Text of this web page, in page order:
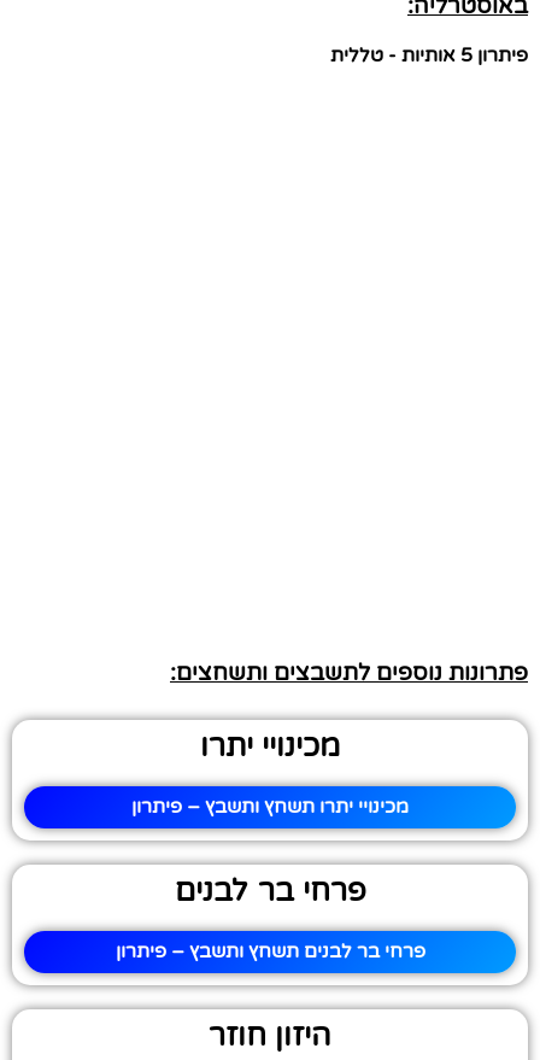
פיתרון 5 אותיות - טללית
פתרונות נוספים לתשבצים ותשחצים:
מכינויי יתרו
מכינויי יתרו תשחץ ותשבץ – פיתרון
פרחי בר לבנים
פרחי בר לבנים תשחץ ותשבץ – פיתרון
היזון חוזר